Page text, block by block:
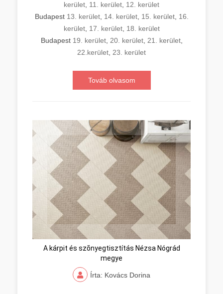
kerület 11. kerület 12. kerület
Budapest 13. kerület, 14. kerület, 15. kerület, 16.
kerület, 17. kerület, 18. kerület
Budapest 19. kerület, 20. kerület, 21. kerület,
22.kerület 23. kerület
Továb olvasom
A kárpit és szõnyegtisztítás Nézsa Nógrád
megye
Írta: Kovács Dorina